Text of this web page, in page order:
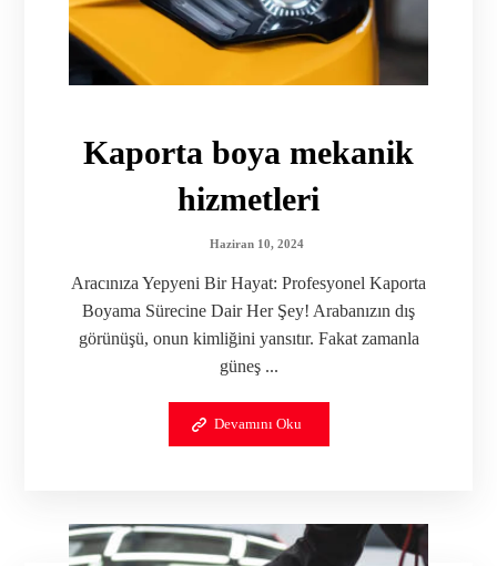
Kaporta boya mekanik
hizmetleri
Haziran 10, 2024
Aracınıza Yepyeni Bir Hayat: Profesyonel Kaporta
Boyama Sürecine Dair Her Şey! Arabanızın dış
görünüşü, onun kimliğini yansıtır. Fakat zamanla
güneş ...
Devamını Oku